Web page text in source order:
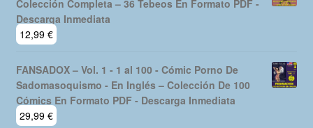
LA MASA (The Incredible Hulk) - 1970 - Vértice –
Colección Completa – 36 Tebeos En Formato PDF -
12,99€
FANSADOX – Vol. 1 - 1 al 100 - Cómic Porno De